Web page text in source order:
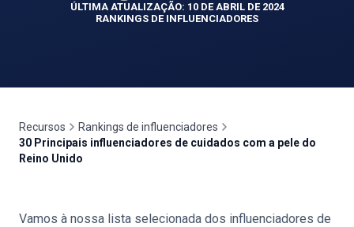
ÚLTIMA ATUALIZAÇÃO: 10 DE ABRIL DE 2024
RANKINGS DE INFLUENCIADORES
Recursos
Rankings de influenciadores
30 Principais influenciadores de cuidados com a pele do
Reino Unido
Vamos à nossa lista selecionada dos influenciadores de